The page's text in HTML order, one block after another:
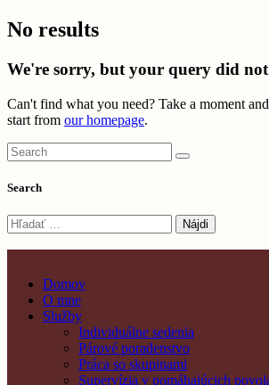
No results
We're sorry, but your query did
Can't find what you need? Take a moment
start from our homepage.
Search
Hľadať:
Domov
O mne
Služby
Individuálne sedenia
Párové poradenstvo
Práca so skupinami
Supervízia v pomáhajúcich